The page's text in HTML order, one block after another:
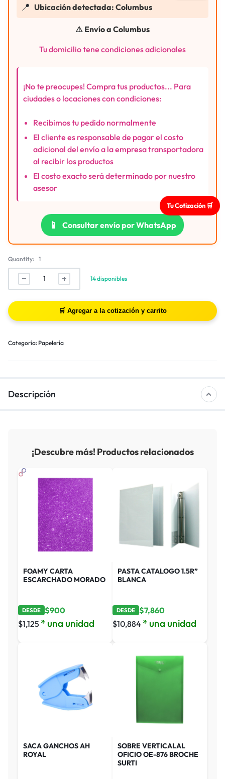
📍 Ubicación detectada: Columbus
⚠️ Envío a Columbus
Tu domicilio tene condiciones adicionales
¡No te preocupes! Compra tus productos... Para
ciudades o locaciones con condiciones:
Recibimos tu pedido normalmente
El cliente es responsable de pagar el costo
adicional del envío a la empresa transportadora
al recibir los productos
El costo exacto será determinado por nuestro
asesor
📱 Consultar envío por WhatsApp
Quantity: 1
14 disponibles
Categoría: Papelería
Descripción
¡Descubre más! Productos relacionados
FOAMY CARTA
ESCARCHADO MORADO
DESDE $900
$1,125 * una unidad
PASTA CATALOGO 1.5R”
BLANCA
DESDE $7,860
$10,884 * una unidad
SACA GANCHOS AH
ROYAL
SOBRE VERTICALAL
OFICIO OE-876 BROCHE
SURTI
Tu Cotización 🛒